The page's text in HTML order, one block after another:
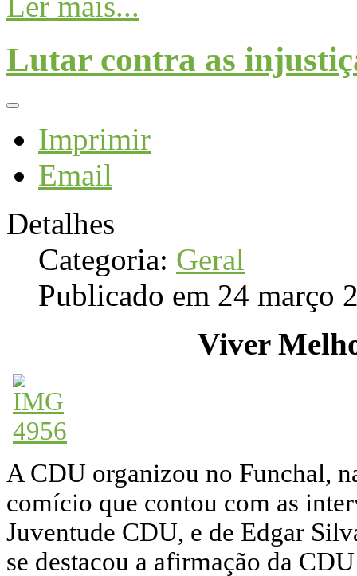
Lutar contra as
Imprimir
Email
Detalhes
Categoria: Geral
Publicado em 24 março
Viver
A CDU organizou no Funchal,
comício que contou com as
Juventude CDU, e de Edgar
se destacou a afirmação da